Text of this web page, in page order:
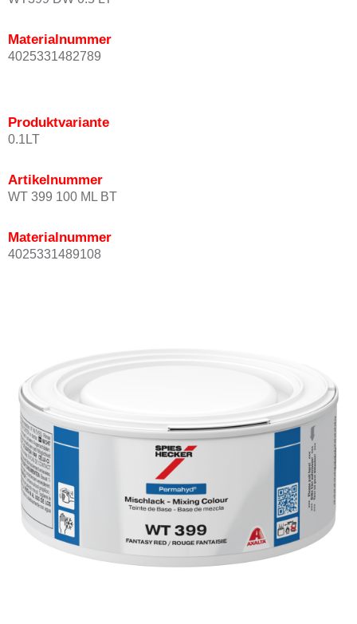
Materialnummer
4025331482789
Produktvariante
0.1LT
Artikelnummer
WT 399 100 ML BT
Materialnummer
4025331489108